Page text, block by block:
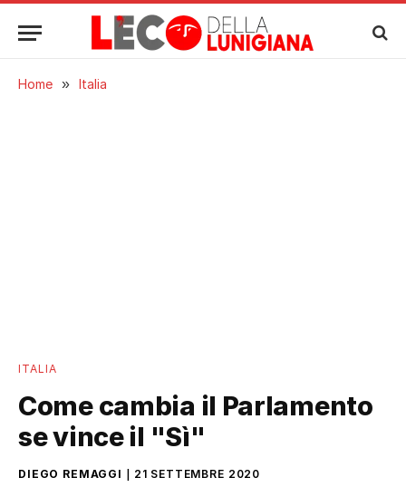
Home » Italia
ITALIA
Come cambia il Parlamento
se vince il "Sì"
DIEGO REMAGGI 21 SETTEMBRE 2020